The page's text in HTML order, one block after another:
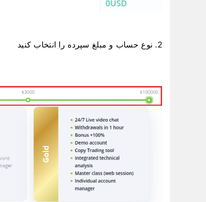
2. نوع حساب و مبلغ سپرده را انتخاب کنید